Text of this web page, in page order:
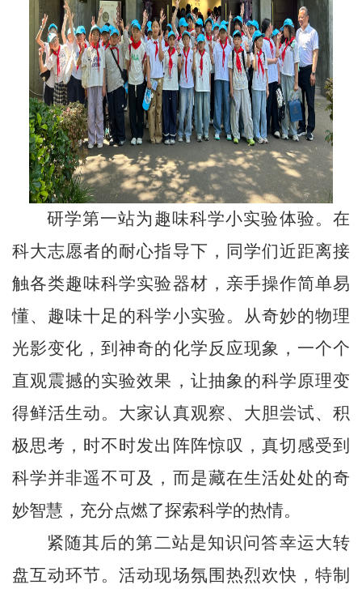
研学第一站为趣味科学小实验体验。在
科大志愿者的耐心指导下，同学们近距离接
触各类趣味科学实验器材，亲手操作简单易
懂、趣味十足的科学小实验。从奇妙的物理
光影变化，到神奇的化学反应现象，一个个
直观震撼的实验效果，让抽象的科学原理变
得鲜活生动。大家认真观察、大胆尝试、积
极思考，时不时发出阵阵惊叹，真切感受到
科学并非遥不可及，而是藏在生活处处的奇
妙智慧，充分点燃了探索科学的热情。
紧随其后的第二站是知识问答幸运大转
盘互动环节。活动现场氛围热烈欢快，特制